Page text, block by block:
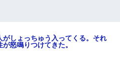
しょっちゅう入ってくる。それ
怒鳴りつけてきた。